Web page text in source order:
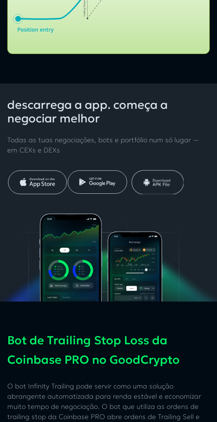
descarrega a app. começa a
negociar melhor
Todas as tuas negociações, bots e portfólio num só lugar —
em CEXs e DEXs
Bot de Trailing Stop Loss da
Coinbase PRO no GoodCrypto
O bot Infinity Trailing pode servir como uma solução
abrangente automatizada para renda estável e economizar
muito tempo de negociação. O bot que utiliza as ordens de
trailing stop da Coinbase PRO abre ordens de Trailing Sell e